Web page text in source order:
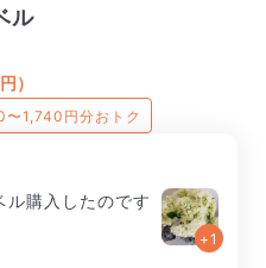
ル
）
1,740円分おトク
ル購入したのです
+1